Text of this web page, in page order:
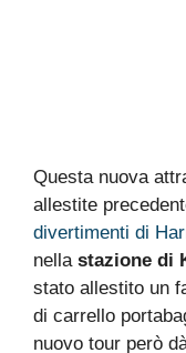
Questa nuova
allestite
divertimenti di
nella stazione di
stato allestito un
di carrello
nuovo tour però